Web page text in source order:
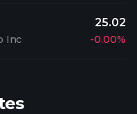
Inc
25.02
-0.00%